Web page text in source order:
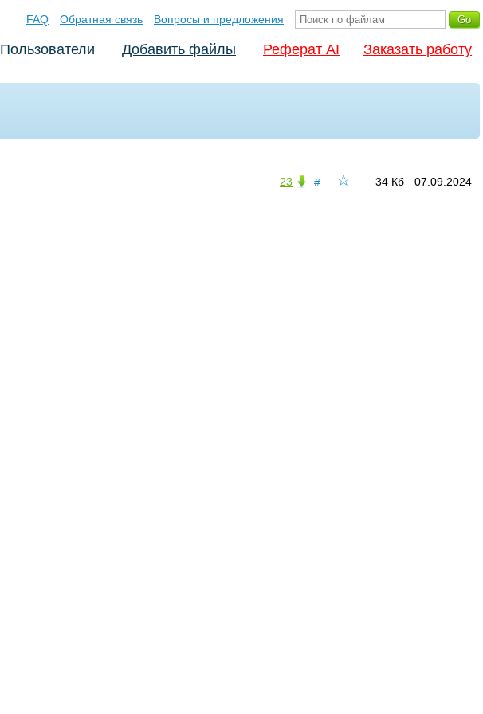
FAQ Обратная связь Вопросы и предложения
Пользователи Добавить файлы Реферат AI Заказать работу
☆
# 07.09.2024
34 Кб
23